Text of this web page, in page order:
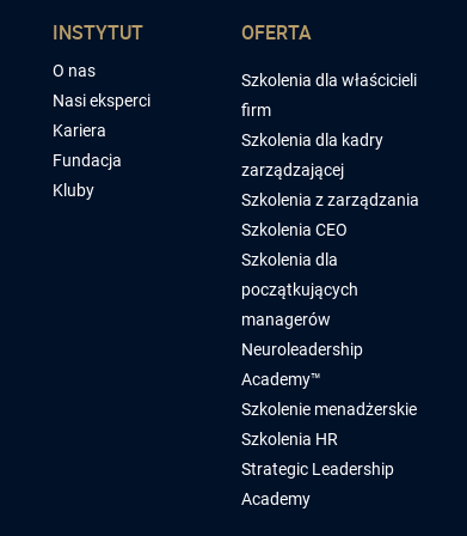
INSTYTUT
O nas
Nasi eksperci
Kariera
Fundacja
Kluby
OFERTA
Szkolenia dla właścicieli
firm
Szkolenia dla kadry
zarządzającej
Szkolenia z zarządzania
Szkolenia CEO
Szkolenia dla
początkujących
managerów
Neuroleadership
Academy™
Szkolenie menadżerskie
Szkolenia HR
Strategic Leadership
Academy